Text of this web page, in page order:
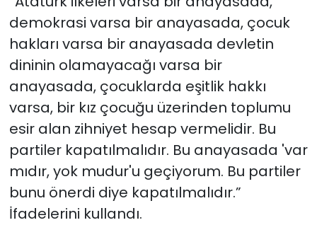
demokrasi varsa bir anayasada, çocuk
hakları varsa bir anayasada devletin
dininin olamayacağı varsa bir
anayasada, çocuklarda eşitlik hakkı
varsa, bir kız çocuğu üzerinden toplumu
esir alan zihniyet hesap vermelidir. Bu
partiler kapatılmalıdır. Bu anayasada 'var
mıdır, yok mudur'u geçiyorum. Bu partiler
bunu önerdi diye kapatılmalıdır.”
İfadelerini kullandı.